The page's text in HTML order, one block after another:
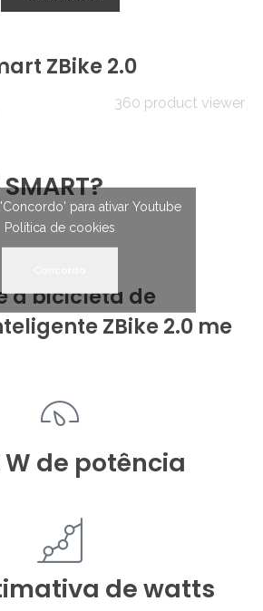
ZBike 2.0
360 product viewer
para ativar Youtube
Política de cookies
a bicicleta de
ZBike 2.0 me
W de potência
de watts